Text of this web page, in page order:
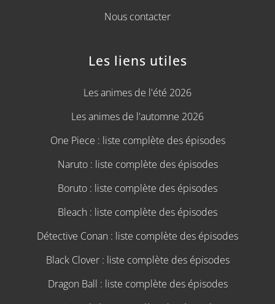
Nous contacter
Les liens utiles
Les animes de l'été 2026
Les animes de l'automne 2026
One Piece : liste complète des épisodes
Naruto : liste complète des épisodes
Boruto : liste complète des épisodes
Bleach : liste complète des épisodes
Détective Conan : liste complète des épisodes
Black Clover : liste complète des épisodes
Dragon Ball : liste complète des épisodes